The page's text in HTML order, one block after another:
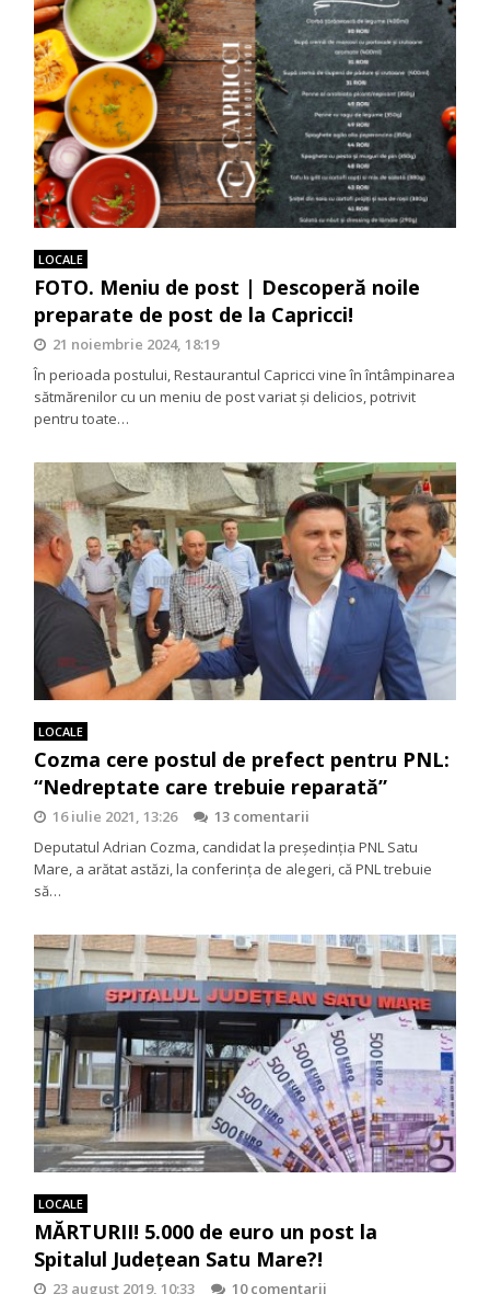
LOCALE
FOTO. Meniu de post | Descoperă noile
preparate de post de la Capricci!
21 noiembrie 2024, 18:19
În perioada postului, Restaurantul Capricci vine în întâmpinarea
sătmărenilor cu un meniu de post variat și delicios, potrivit
pentru toate…
LOCALE
Cozma cere postul de prefect pentru PNL:
“Nedreptate care trebuie reparată”
16 iulie 2021, 13:26
13 comentarii
Deputatul Adrian Cozma, candidat la preşedinţia PNL Satu
Mare, a arătat astăzi, la conferinţa de alegeri, că PNL trebuie
să…
LOCALE
MĂRTURII! 5.000 de euro un post la
Spitalul Judeţean Satu Mare?!
23 august 2019, 10:33 10 comentarii